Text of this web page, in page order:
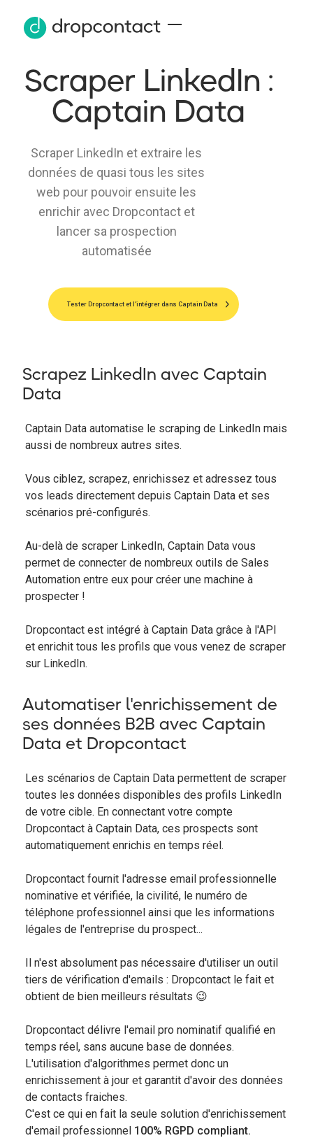
Scraper LinkedIn :
Captain Data
Scraper LinkedIn et extraire les
données de quasi tous les sites
web pour pouvoir ensuite les
enrichir avec Dropcontact et
lancer sa prospection
automatisée
Tester Dropcontact et l'intégrer dans Captain Data
Scrapez LinkedIn avec Captain
Data
Captain Data automatise le scraping de LinkedIn mais
aussi de nombreux autres sites.
Vous ciblez, scrapez, enrichissez et adressez tous
vos leads directement depuis Captain Data et ses
scénarios pré-configurés.
Au-delà de scraper LinkedIn, Captain Data vous
permet de connecter de nombreux outils de Sales
Automation entre eux pour créer une machine à
prospecter !
Dropcontact est intégré à Captain Data grâce à l'API
et enrichit tous les profils que vous venez de scraper
sur LinkedIn.
Automatiser l'enrichissement de
ses données B2B avec Captain
Data et Dropcontact
Les scénarios de Captain Data permettent de scraper
toutes les données disponibles des profils LinkedIn
de votre cible. En connectant votre compte
Dropcontact à Captain Data, ces prospects sont
automatiquement enrichis en temps réel.
Dropcontact fournit l'adresse email professionnelle
nominative et vérifiée, la civilité, le numéro de
téléphone professionnel ainsi que les informations
légales de l'entreprise du prospect...
Il n'est absolument pas nécessaire d'utiliser un outil
tiers de vérification d'emails : Dropcontact le fait et
obtient de bien meilleurs résultats 😉
Dropcontact délivre l'email pro nominatif qualifié en
temps réel, sans aucune base de données.
L'utilisation d'algorithmes permet donc un
enrichissement à jour et garantit d'avoir des données
de contacts fraiches.
C'est ce qui en fait la seule solution d'enrichissement
d'email professionnel 100% RGPD compliant.